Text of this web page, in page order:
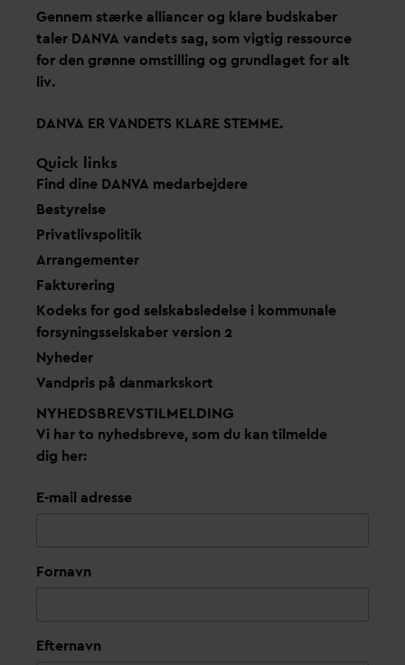
Gennem stærke alliancer og klare budskaber
taler DANVAvandets sag, som vigtig ressource
for den grønne omstilling og grundlaget for alt
liv.
DANVA ERVANDETS KLARE STEMME.
Quick links
Find dine DANVA medarbejdere
Bestyrelse
Privatlivspolitik
Arrangementer
Fakturering
Kodeks for god selskabsledelse i kommunale
forsyningsselskaber version 2
Nyheder
Vandpris på danmarkskort
NYHEDSBREVS­TILMELDING
Vi har to nyhedsbreve, som du kan tilmelde
dig her:
E-mail adresse
Fornavn
Efternavn